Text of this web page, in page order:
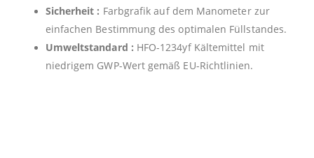
Sicherheit : Farbgrafik auf dem Manometer zur
einfachen Bestimmung des optimalen Füllstandes.
Umweltstandard : HFO-1234yf Kältemittel mit
niedrigem GWP-Wert gemäß EU-Richtlinien.